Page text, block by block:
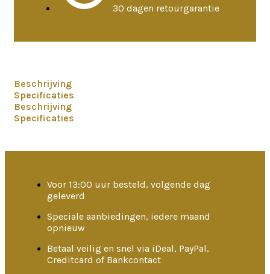
30 dagen retourgarantie
Beschrijving
Specificaties
Beschrijving
Specificaties
Voor 13:00 uur besteld, volgende dag
geleverd
Speciale aanbiedingen, iedere maand
opnieuw
Betaal veilig en snel via iDeal, PayPal,
Creditcard of Bankcontact